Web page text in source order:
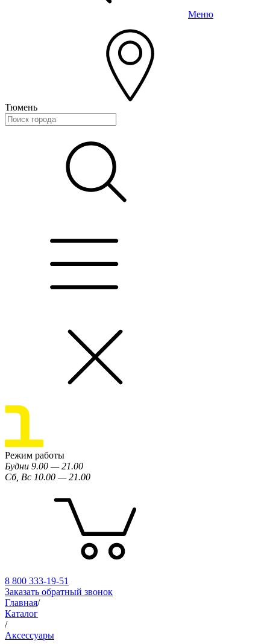
Меню
Тюмень
Режим работы
Будни 9.00 — 21.00
Сб, Вс 10.00 — 21.00
8 800 333-19-51
Заказать обратный звонок
Главная/
Каталог
/
Аксессуары